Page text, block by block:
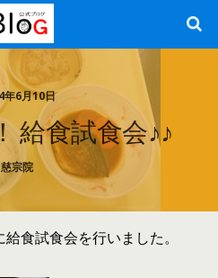
年6月10日
給食試食会♪♪
慈宗院
食試食会を行いました。